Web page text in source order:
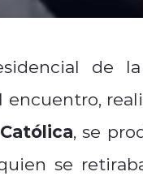
de la
, se
se